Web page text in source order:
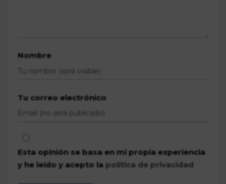
Nombre
Tu correo electrónico
Esta opinión se basa en mi propia experiencia
y he leído y acepto la política de privacidad